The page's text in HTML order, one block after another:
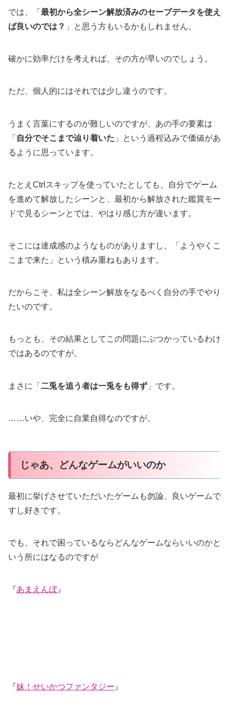
では、「 最初から全シーン解放済みのセーブデータを使え
ば良いのでは？ 」と思う方もいるかもしれません。
確かに効率だけを考えれば、その方が早いのでしょう。
ただ、個人的にはそれでは少し違うのです。
うまく言葉にするのが難しいのですが、あの手の要素は
「 自分でそこまで辿り着いた 」という過程込みで価値があ
るように思っています。
たとえCtrlスキップを使っていたとしても、自分でゲーム
を進めて解放したシーンと、最初から解放された鑑賞モー
ドで見るシーンとでは、やはり感じ方が違います。
そこには達成感のようなものがありますし、「ようやくこ
こまで来た」という積み重ねもあります。
だからこそ、私は全シーン解放をなるべく自分の手でやり
たいのです。
もっとも、その結果としてこの問題にぶつかっているわけ
ではあるのですが。
まさに「 二兎を追う者は一兎をも得ず 」です。
……いや、完全に自業自得なのですが。
じゃあ、どんなゲームがいいのか
最初に挙げさせていただいたゲームも勿論、良いゲームで
すし好きです。
でも、それで困っているならどんなゲームならいいのかと
いう所にはなるのですが
『あまえんぼ』
『妹！せいかつファンタジー 』